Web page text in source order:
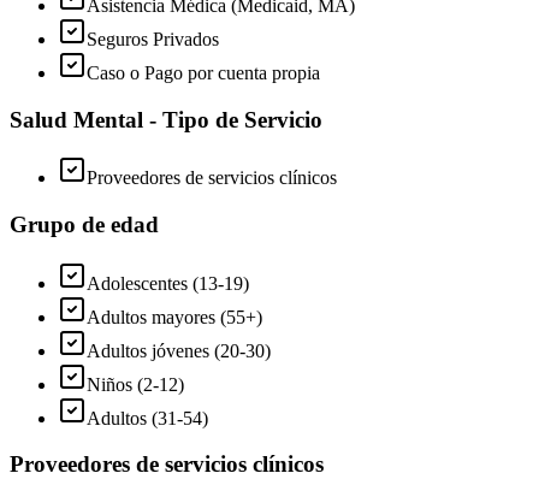
Asistencia Médica (Medicaid, MA)
Seguros Privados
Caso o Pago por cuenta propia
Salud Mental - Tipo de Servicio
Proveedores de servicios clínicos
Grupo de edad
Adolescentes (13-19)
Adultos mayores (55+)
Adultos jóvenes (20-30)
Niños (2-12)
Adultos (31-54)
Proveedores de servicios clínicos